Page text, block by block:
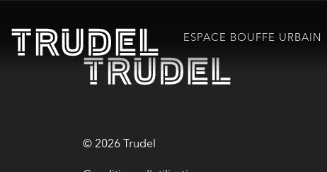
ESPACE BOUFFE URBAIN
© 2026 Trudel